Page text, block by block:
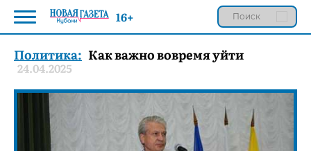
Политика: Как важно вовремя уйти
24.04.2025
16+